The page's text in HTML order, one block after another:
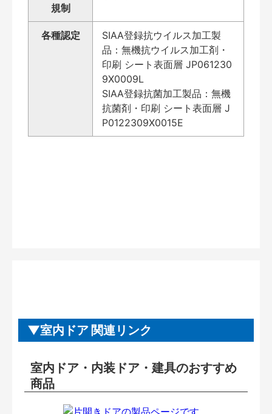
規制
各種認定
SIAA登録抗ウイルス加工製
品：無機抗ウイルス加工剤・
印刷 シート表面層 JP061230
9X0009L
SIAA登録抗菌加工製品：無機
抗菌剤・印刷 シート表面層 J
P0122309X0015E
室内ドア 関連リンク
室内ドア・内装ドア・建具のおすすめ
商品